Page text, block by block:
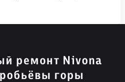
ремонт Nivona
горы